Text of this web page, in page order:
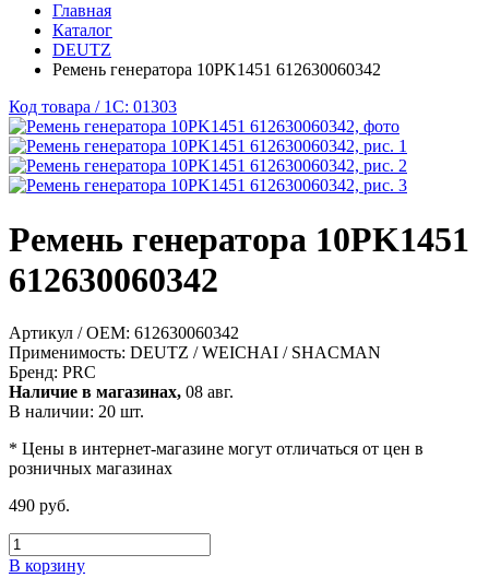
Главная
Каталог
DEUTZ
Ремень генератора 10PK1451 612630060342
Код товара / 1C: 01303
Ремень генератора 10PK1451
612630060342
Артикул / OEM: 612630060342
Применимость: DEUTZ / WEICHAI / SHACMAN
Бренд: PRC
Наличие в магазинах, 08 авг.
В наличии: 20 шт.
* Цены в интернет-магазине могут отличаться от цен в
розничных магазинах
490 руб.
В корзину